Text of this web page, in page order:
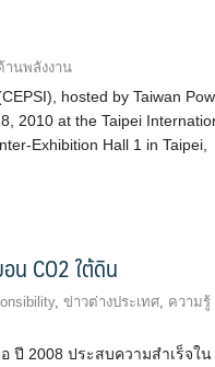
านพลังงาน
hosted by Taiwan
2010 at the Taipei
Exhibition Hall 1 in Taipei,
น CO2 ใต้ดิน
,ข่าวต่างประเทศ ความรู้
ปี 2008 ประสบความสำเร็จใน